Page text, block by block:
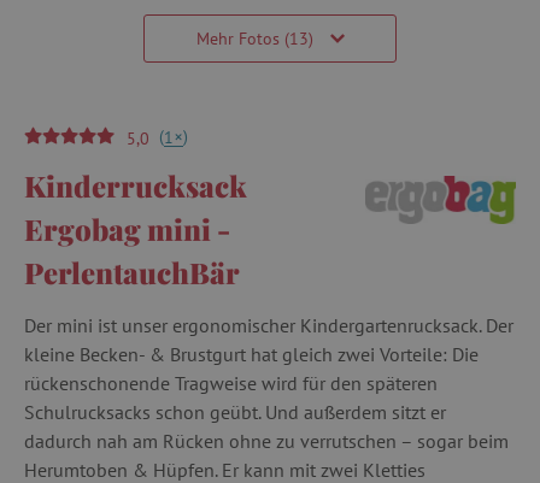
Mehr Fotos (13)
5,0 (1+)
Kinderrucksack
Ergobag mini -
PerlentauchBär
Der mini ist unser ergonomischer Kindergartenrucksack. Der
kleine Becken- & Brustgurt hat gleich zwei Vorteile: Die
rückenschonende Tragweise wird für den späteren
Schulrucksacks schon geübt. Und außerdem sitzt er
dadurch nah am Rücken ohne zu verrutschen – sogar beim
Herumtoben & Hüpfen. Er kann mit zwei Kletties